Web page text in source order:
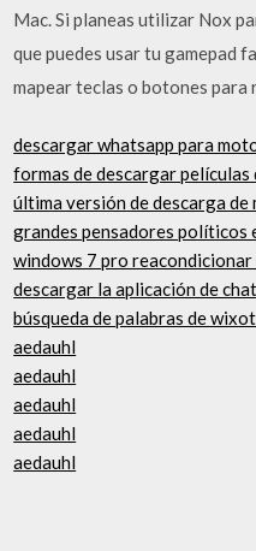
Mac. Si planeas utilizar Nox
que puedes usar tu gamepad
mapear teclas o botones
descargar whatsapp para
formas de descargar
última versión de descarga de
grandes pensadores
windows 7 pro
descargar la aplicación de
búsqueda de palabras de
aedauhl
aedauhl
aedauhl
aedauhl
aedauhl